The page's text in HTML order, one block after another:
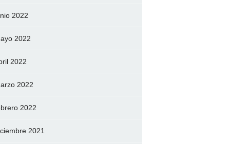
2022
2022
2022
2022
2022
2021